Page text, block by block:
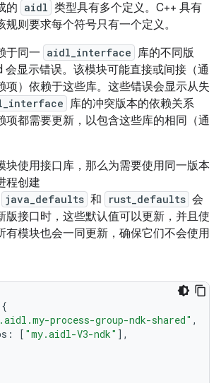
的 aidl 类型具有多个定义。C++ 具有
则要求每个符号只有一个定义。
于同一 aidl_interface 库的不同版
会显示错误。该模块可能直接或间接（通
项）依赖于这些库。这些错误会显示从失
库的冲突版本的依赖关系
项都需要更新，以包含这些库的相同（通
块使用接口库，那么为需要使用同一版本
程创建
java_defaults 和 rust_defaults 会
版接口时，这些默认值可以更新，并且使
有模块也会一同更新，确保它们不会使用
{
process-group-ndk-shared" ,
: [ "my.aidl-V3-ndk" ],